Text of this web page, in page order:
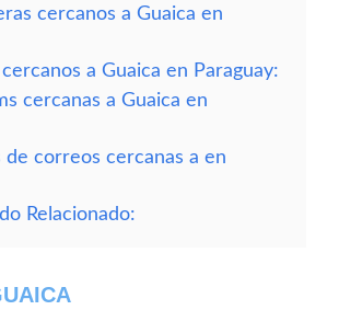
cercanos a Guaica en
a Guaica en Paraguay:
cercanas a Guaica en
de correos cercanas a en
Relacionado: